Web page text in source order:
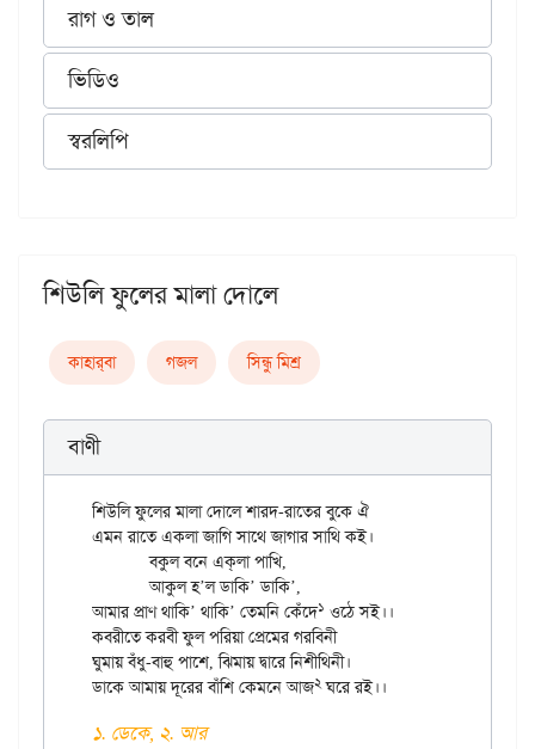
রাগ ও তাল
ভিডিও
স্বরলিপি
শিউলি ফুলের মালা দোলে
কাহার্‌বা গজল সিন্ধু মিশ্র
বাণী
শিউলি ফুলের মালা দোলে শারদ-রাতের বুকে ঐ
এমন রাতে একলা জাগি সাথে জাগার সাথি কই।
	বকুল বনে এক্‌লা পাখি,
	আকুল হ’ল ডাকি’ ডাকি’,
আমার প্রাণ থাকি’ থাকি’ তেমনি কেঁদে১ ওঠে সই।।
কবরীতে করবী ফুল পরিয়া প্রেমের গরবিনী
ঘুমায় বঁধু-বাহু পাশে, ঝিমায় দ্বারে নিশীথিনী।
ডাকে আমায় দূরের বাঁশি কেমনে আজ২
১. ডেকে, ২. আর